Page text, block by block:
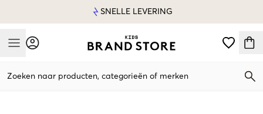
SNELLE LEVERING
Mobile Menu
Zoeken naar producten, categorieën of merken